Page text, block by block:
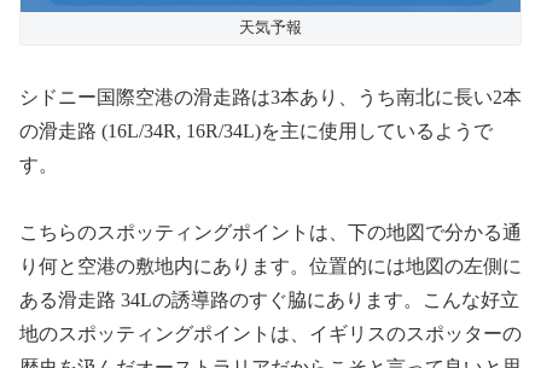
天気予報
シドニー国際空港の滑走路は3本あり、うち南北に長い2本
の滑走路 (16L/34R, 16R/34L)を主に使用しているようで
す。
こちらのスポッティングポイントは、下の地図で分かる通
り何と空港の敷地内にあります。位置的には地図の左側に
ある滑走路 34Lの誘導路のすぐ脇にあります。こんな好立
地のスポッティングポイントは、イギリスのスポッターの